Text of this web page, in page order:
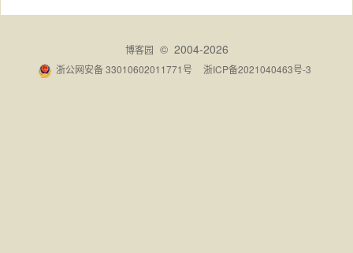
博客园 © 2004-2026
浙公网安备 33010602011771号 浙ICP备2021040463号-3